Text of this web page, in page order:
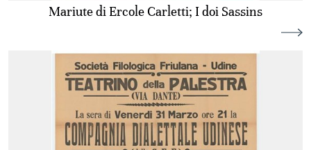
Mariute di Ercole Carletti; I doi Sassins